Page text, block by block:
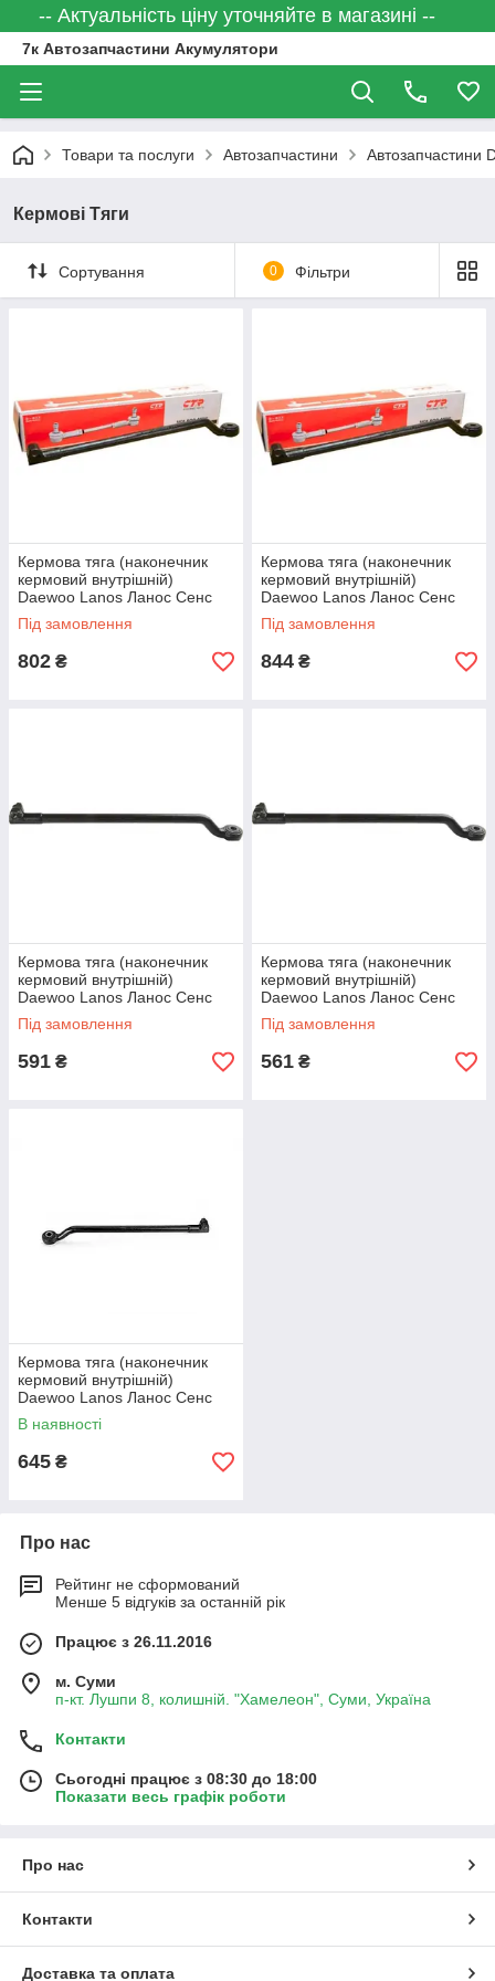
-- Актуальність ціну уточняйте в магазині --
7к Автозапчастини Акумулятори
Товари та послуги Автозапчастини Автозапчастини
Кермові Тяги
Сортування 0 Фільтри
Кермова тяга (наконечник
кермовий внутрішній)
Daewoo Lanos Ланос Сенс
Нексія (права) CTR
Під замовлення
802 ₴
Кермова тяга (наконечник
кермовий внутрішній)
Daewoo Lanos Ланос Сенс
Нексія (ліва) CTR
Під замовлення
844 ₴
Кермова тяга (наконечник
кермовий внутрішній)
Daewoo Lanos Ланос Сенс
Нексія (права) FSO
Під замовлення
591 ₴
Кермова тяга (наконечник
кермовий внутрішній)
Daewoo Lanos Ланос Сенс
Нексія (ліва) FSO
Під замовлення
561 ₴
Кермова тяга (наконечник
кермовий внутрішній)
Daewoo Lanos Ланос Сенс
Нексія (права) AURORA
В наявності
645 ₴
Про нас
Рейтинг не сформований
Менше 5 відгуків за останній рік
Працює з 26.11.2016
м. Суми
п-кт. Лушпи 8, колишній. "Хамелеон", Суми, Україна
Контакти
Сьогодні працює з 08:30 до 18:00
Показати весь графік роботи
Про нас
Контакти
Доставка та оплата